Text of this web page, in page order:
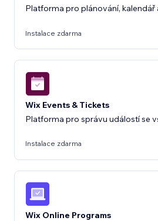
Platforma pro plánování, kalendář
Instalace zdarma
Wix Events & Tickets
Platforma pro správu událostí se
Instalace zdarma
Wix Online Programs